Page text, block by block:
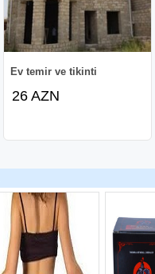
Ev temir ve tikinti
26 AZN